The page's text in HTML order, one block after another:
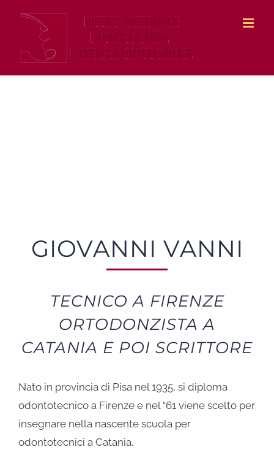
contenuto
GIOVANNI VANNI
TECNICO A FIRENZE
ORTODONZISTA A
CATANIA E POI SCRITTORE
Nato in provincia di Pisa nel 1935, si diploma
odontotecnico a Firenze e nel “61 viene scelto per
insegnare nella nascente scuola per
odontotecnici a Catania.